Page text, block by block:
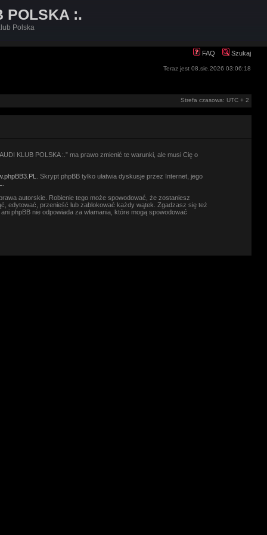
POLSKA :.
Polska
FAQ Szukaj
Teraz jest 08.sie.2026 03:06:18
Strefa czasowa: UTC + 2
KLUB POLSKA :.” ma prawo zmienić te warunki, ale musi Cię o
. Skrypt phpBB tylko ułatwia dyskusje przez Internet, jego
autorskie. Robienie tego może spowodować, że zostaniesz
edytować, przenieść lub zablokować każdy wątek. Zgadzasz się też
phpBB nie odpowiada za włamania, które mogą spowodować